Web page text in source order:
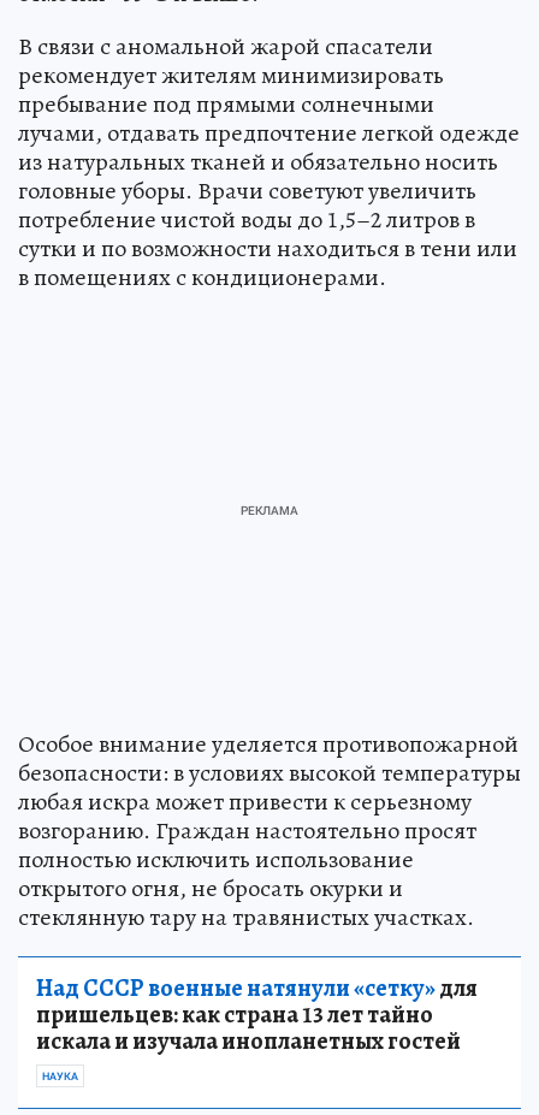
В связи с аномальной жарой спасатели
рекомендует жителям минимизировать
пребывание под прямыми солнечными
лучами, отдавать предпочтение легкой одежде
из натуральных тканей и обязательно носить
головные уборы. Врачи советуют увеличить
потребление чистой воды до 1,5–2 литров в
сутки и по возможности находиться в тени или
в помещениях с кондиционерами.
Особое внимание уделяется противопожарной
безопасности: в условиях высокой температуры
любая искра может привести к серьезному
возгоранию. Граждан настоятельно просят
полностью исключить использование
открытого огня, не бросать окурки и
стеклянную тару на травянистых участках.
Над СССР военные натянули «сетку»для
пришельцев: как страна 13 лет тайно
искала и изучала инопланетных гостей
НАУКА